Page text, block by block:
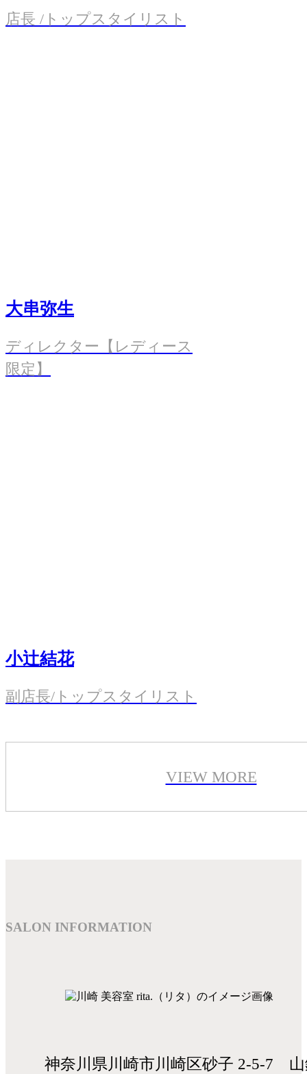
店長 /トップスタイリスト
大串弥生
ディレクター【レディース
限定】
小辻結花
副店長/トップスタイリスト
VIEW MORE
SALON INFORMATION
神奈川県川崎市川崎区砂子 2-5-7